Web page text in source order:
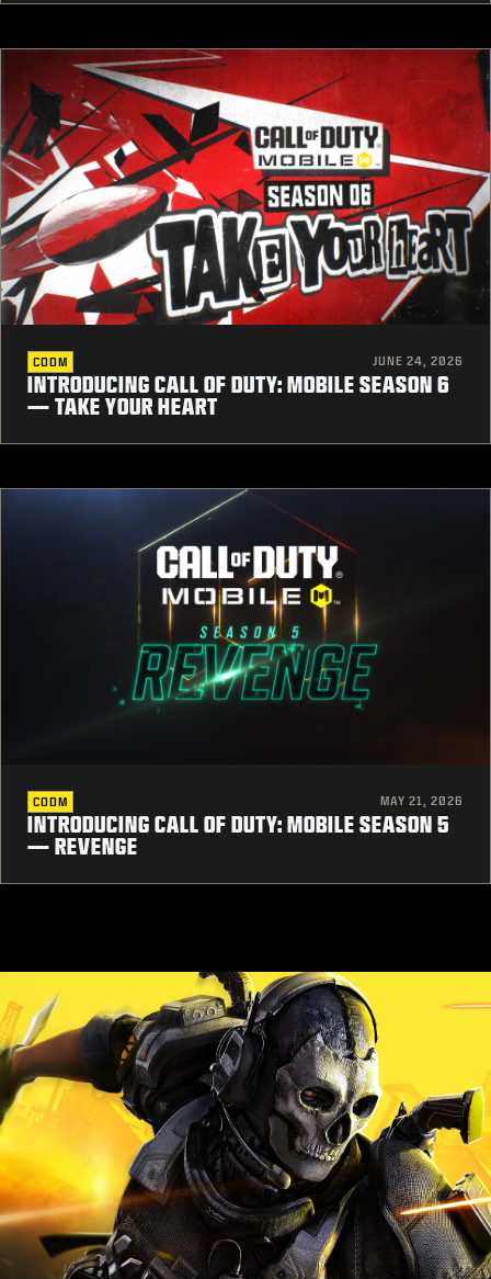
CODM JUNE 24, 2026
INTRODUCING CALL OF DUTY: MOBILE SEASON 6
— TAKE YOUR HEART
CODM MAY 21, 2026
INTRODUCING CALL OF DUTY: MOBILE SEASON 5
— REVENGE